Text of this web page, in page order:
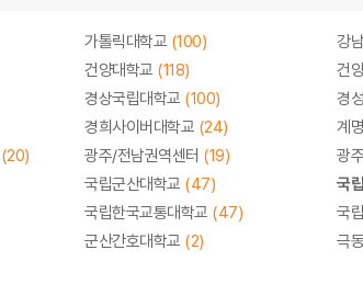
가톨릭대학교 (100) 강
건양대학교 (118) 건
경상국립대학교 (100) 경
경희사이버대학교 (24) 계
(20) 광주/전남권역센터 (19) 광
국립군산대학교 (47) 국
국립한국교통대학교 (47) 국
군산간호대학교 (2) 극